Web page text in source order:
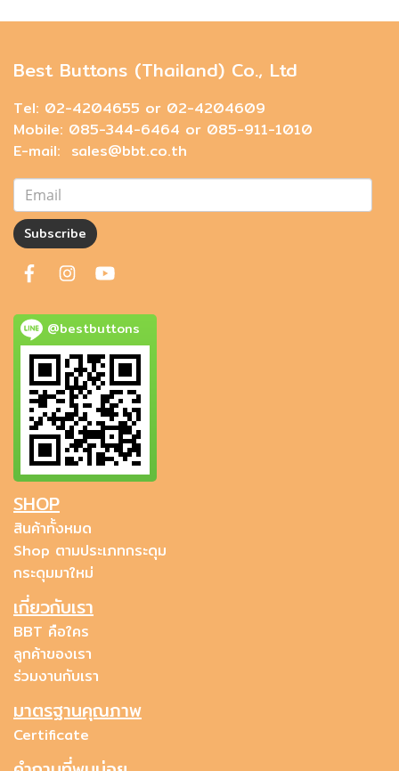
Best Buttons (Thailand) Co., Ltd
Tel: 02-4204655 or 02-4204609
Mobile: 085-344-6464 or 085-911-1010
E-mail: sales@bbt.co.th
Subscribe
@bestbuttons
SHOP
สินค้าทั้งหมด
Shop ตามประเภทกระดุม
กระดุมมาใหม่
เกี่ยวกับเรา
BBT คือใคร
ลูกค้าของเรา
ร่วมงานกับเรา
มาตรฐานคุณภาพ
Certificate